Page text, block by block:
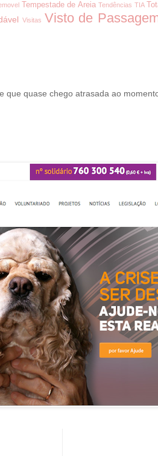
Tempestade de Areia Tendências TIA
Visitas Visto de
que quase chego atrasada ao